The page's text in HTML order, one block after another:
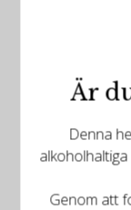
Är
Denna
Genom att